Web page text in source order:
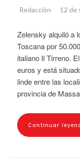
Redacción 12 de
Zelensky alquiló a
Toscana por
italiano Il Tirreno.
euros y está
linde entre las
provincia de
Continuar